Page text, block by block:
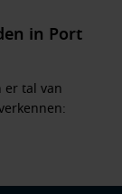
in Port
er tal van
Egyptische